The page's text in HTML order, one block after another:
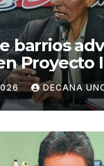
barrios
Proyecto
DECANA